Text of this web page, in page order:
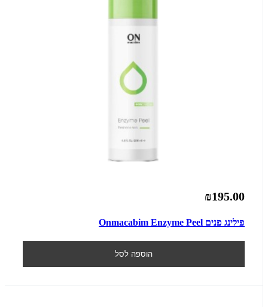
₪195.00
פילינג פנים Onmacabim Enzyme Peel
הוספה לסל